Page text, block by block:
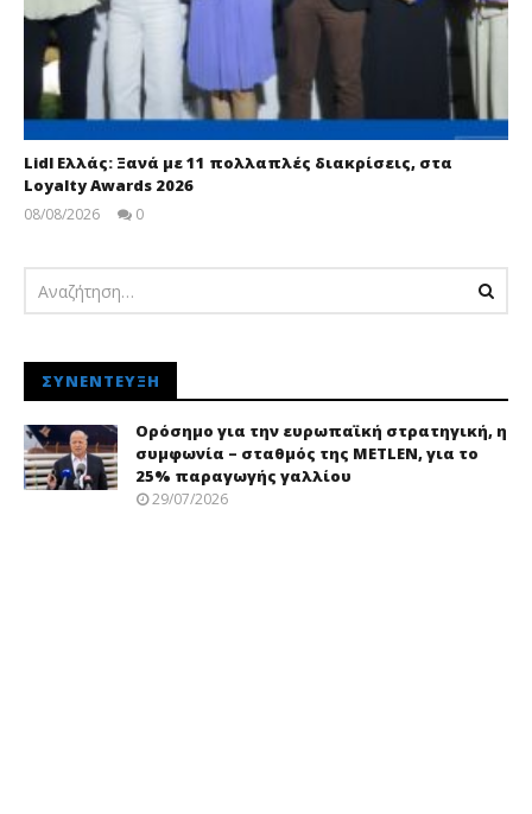
Lidl Ελλάς: Ξανά με 11 πολλαπλές διακρίσεις, στα
Loyalty Awards 2026
08/08/2026
0
ΣΥΝΈΝΤΕΥΞΗ
Ορόσημο για την ευρωπαϊκή στρατηγική, η
συμφωνία – σταθμός της METLEN, για το
25% παραγωγής γαλλίου
29/07/2026